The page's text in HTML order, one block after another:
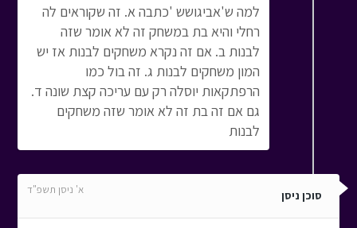
למה ש'אביגושש 'כתבה א. זה שקוראים לה
רחלי והיא בת במשחק זה לא אומר שזה
לבנות ב. אם זה נקרא משחקים לבנות אז יש
המון משחקים לבנות ג. זה בול כמו
הרפתקאות יוסלה רק עם עריכה קצת שונה ד.
גם אם זה בת זה לא אומר שזה משחקים
לבנות
סוכן ניסן א' ניסן תשפ"ד